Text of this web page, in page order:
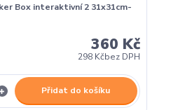
Box interaktivní 2 31x31cm-
360 Kč
298 Kčbez DPH
Přidat do košíku